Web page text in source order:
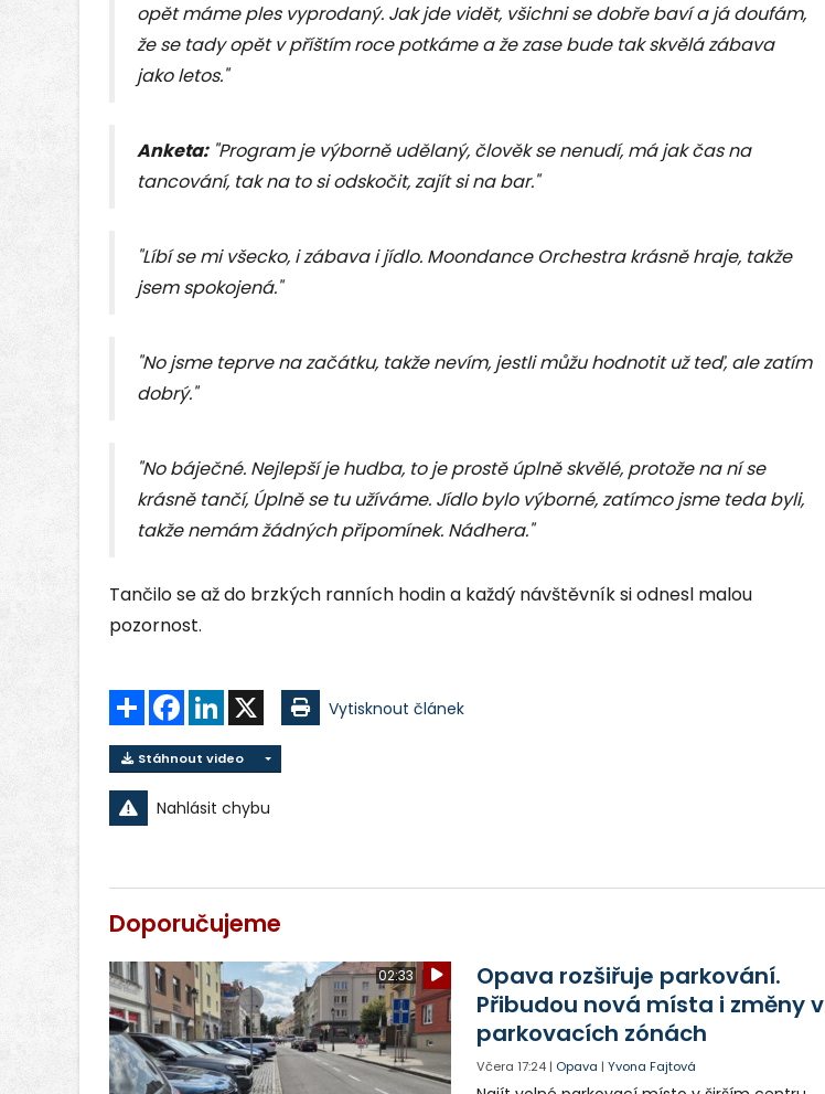
opět máme ples vyprodaný. Jak jde vidět, všichni se dobře baví a já doufám,
že se tady opět v příštím roce potkáme a že zase bude tak skvělá zábava
jako letos."
Anketa:"Program je výborně udělaný, člověk se nenudí, má jak čas na
tancování, tak na to si odskočit, zajít si na bar."
"Líbí se mi všecko, i zábava i jídlo. Moondance Orchestra krásně hraje, takže
jsem spokojená."
"No jsme teprve na začátku, takže nevím, jestli můžu hodnotit už teď, ale zatím
dobrý."
"No báječné. Nejlepší je hudba, to je prostě úplně skvělé, protože na ní se
krásně tančí, Úplně se tu užíváme. Jídlo bylo výborné, zatímco jsme teda byli,
takže nemám žádných připomínek. Nádhera."
Tančilo se až do brzkých ranních hodin a každý návštěvník si odnesl malou
pozornost.
Sdílet FacebookLinkedIn Vytisknout článek
Stáhnout video
Nahlásit chybu
Doporučujeme
02:33
Opava rozšiřuje parkování.
Přibudou nová místa i změny v
parkovacích zónách
Včera 17:24 | Opava |Yvona Fajtová